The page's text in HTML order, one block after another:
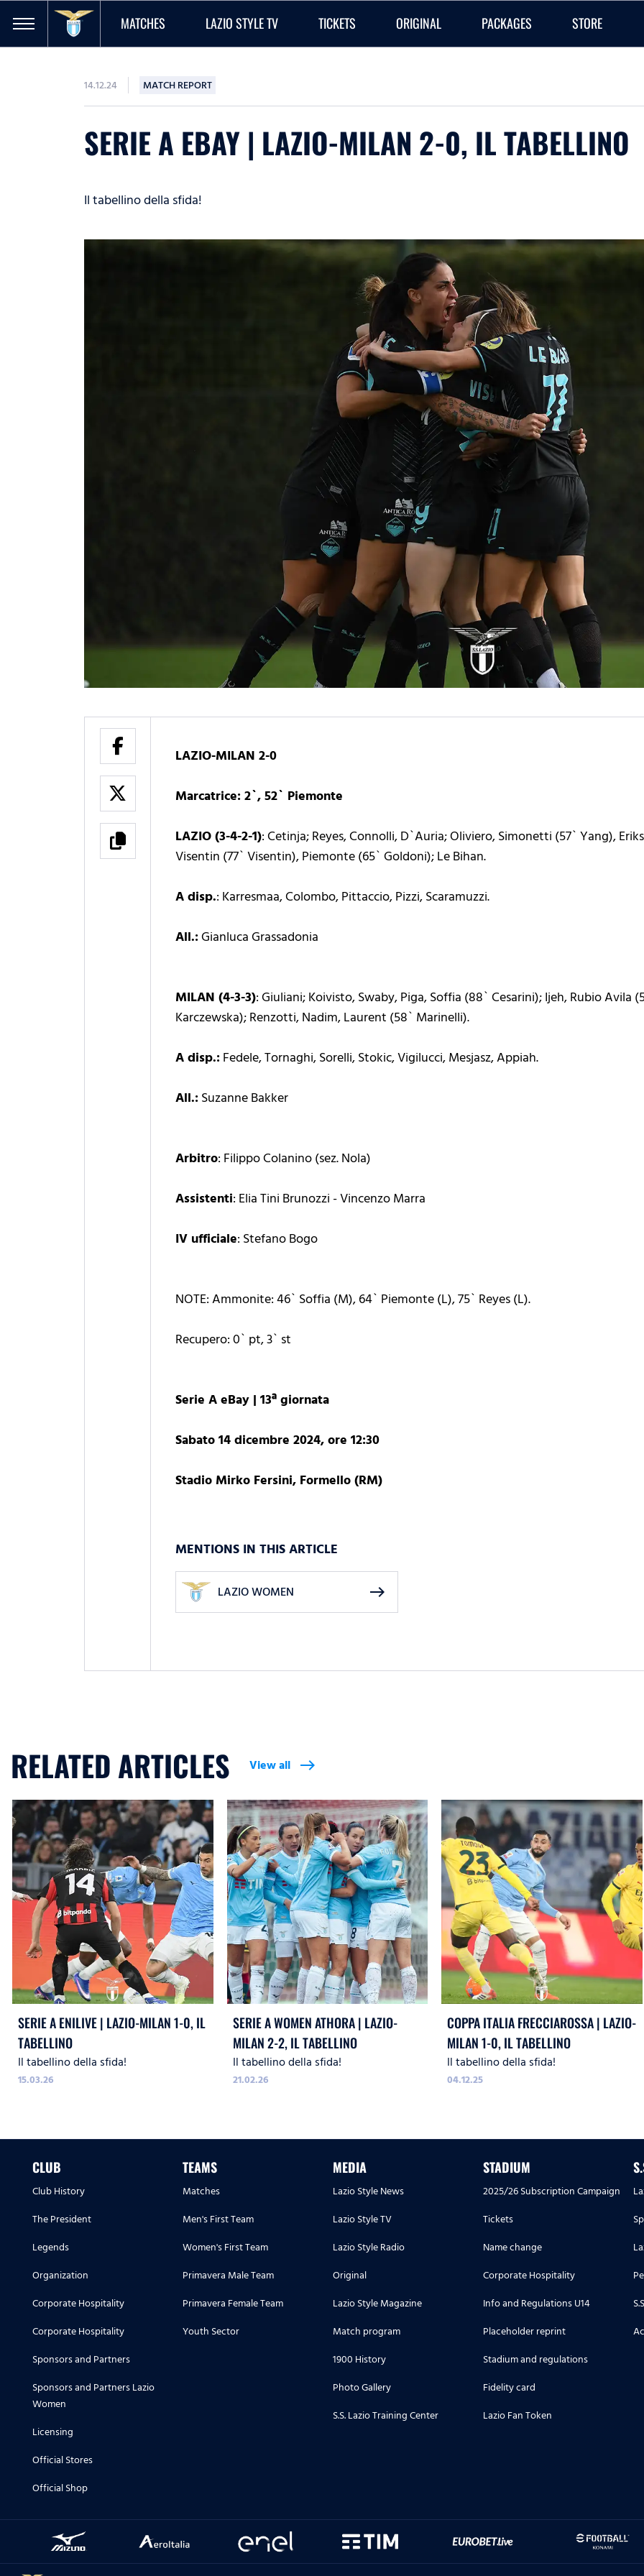
MATCHES LAZIO STYLE TV TICKETS ORIGINAL PACKAGES STORE
14.12.24 MATCH REPORT
SERIE A EBAY | LAZIO-MILAN 2-0, IL TABELLINO
Il tabellino della sfida!
LAZIO-MILAN 2-0
Marcatrice: 2`, 52` Piemonte
LAZIO (3-4-2-1): Cetinja; Reyes, Connolli, D`Auria; Oliviero, Simonetti (57` Yang),
Visentin (77` Visentin), Piemonte (65` Goldoni); Le Bihan.
A disp.: Karresmaa, Colombo, Pittaccio, Pizzi, Scaramuzzi.
All.:Gianluca Grassadonia
MILAN (4-3-3): Giuliani; Koivisto, Swaby, Piga, Soffia (88` Cesarini); Ijeh, Rubio Avila
Karczewska); Renzotti, Nadim, Laurent (58` Marinelli).
A disp.:Fedele, Tornaghi, Sorelli, Stokic, Vigilucci, Mesjasz, Appiah.
All.:Suzanne Bakker
Arbitro: Filippo Colanino (sez. Nola)
Assistenti: Elia Tini Brunozzi - Vincenzo Marra
IV ufficiale: Stefano Bogo
NOTE: Ammonite: 46` Soffia (M), 64` Piemonte (L), 75` Reyes (L).
Recupero: 0` pt, 3` st
Serie A eBay | 13ª giornata
Sabato 14 dicembre 2024, ore 12:30
Stadio Mirko Fersini, Formello (RM)
MENTIONS IN THIS ARTICLE
LAZIO WOMEN east
RELATED ARTICLES View all east
SERIE A ENILIVE | LAZIO-MILAN 1-0, IL
TABELLINO
Il tabellino della sfida!
15.03.26
SERIE A WOMEN ATHORA | LAZIO-
MILAN 2-2, IL TABELLINO
Il tabellino della sfida!
21.02.26
COPPA ITALIA FRECCIAROSSA | LAZIO-
MILAN 1-0, IL TABELLINO
Il tabellino della sfida!
04.12.25
CLUB
Club History
The President
Legends
Organization
Corporate Hospitality
Corporate Hospitality
Sponsors and Partners
Sponsors and Partners Lazio
Women
Licensing
Official Stores
Official Shop
TEAMS
Matches
Men's First Team
Women's First Team
Primavera Male Team
Primavera Female Team
Youth Sector
MEDIA
Lazio Style News
Lazio Style TV
Lazio Style Radio
Original
Lazio Style Magazine
Match program
1900 History
Photo Gallery
S.S. Lazio Training Center
STADIUM
2025/26 Subscription Campaign
Tickets
Name change
Corporate Hospitality
Info and Regulations U14
Placeholder reprint
Stadium and regulations
Fidelity card
Lazio Fan Token